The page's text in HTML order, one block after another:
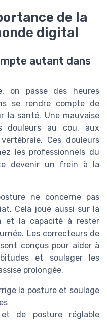
de la
digital
autant dans
on passe des heures
se rendre compte de
la santé. Une mauvaise
douleurs au cou, aux
Ces douleurs
les professionnels du
devenir un frein à la
ne concerne pas
Cela joue aussi sur la
et la capacité à rester
Les correcteurs de
conçus pour aider à
et soulager les
prolongée.
la posture et soulage
de posture réglable